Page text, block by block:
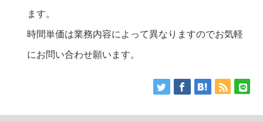
ます。
時間単価は業務内容によって異なりますのでお気軽
にお問い合わせ願います。